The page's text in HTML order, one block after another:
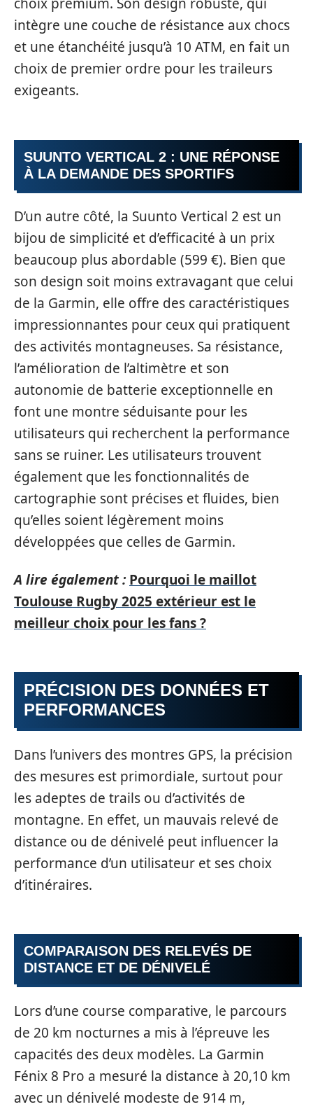
intègre une couche de résistance aux chocs
et une étanchéité jusqu’à 10 ATM, en fait un
choix de premier ordre pour les traileurs
exigeants.
SUUNTO VERTICAL 2 : UNE RÉPONSE
À LA DEMANDE DES SPORTIFS
D’un autre côté, la Suunto Vertical 2 est un
bijou de simplicité et d’efficacité à un prix
beaucoup plus abordable (599 €). Bien que
son design soit moins extravagant que celui
de la Garmin, elle offre des caractéristiques
impressionnantes pour ceux qui pratiquent
des activités montagneuses. Sa résistance,
l’amélioration de l’altimètre et son
autonomie de batterie exceptionnelle en
font une montre séduisante pour les
utilisateurs qui recherchent la performance
sans se ruiner. Les utilisateurs trouvent
également que les fonctionnalités de
cartographie sont précises et fluides, bien
qu’elles soient légèrement moins
développées que celles de Garmin.
A lire également : Pourquoi le maillot
Toulouse Rugby 2025 extérieur est le
meilleur choix pour les fans ?
PRÉCISION DES DONNÉES ET
PERFORMANCES
Dans l’univers des montres GPS, la précision
des mesures est primordiale, surtout pour
les adeptes de trails ou d’activités de
montagne. En effet, un mauvais relevé de
distance ou de dénivelé peut influencer la
performance d’un utilisateur et ses choix
d’itinéraires.
COMPARAISON DES RELEVÉS DE
DISTANCE ET DE DÉNIVELÉ
Lors d’une course comparative, le parcours
de 20 km nocturnes a mis à l’épreuve les
capacités des deux modèles. La Garmin
Fénix 8 Pro a mesuré la distance à 20,10 km
avec un dénivelé modeste de 914 m,